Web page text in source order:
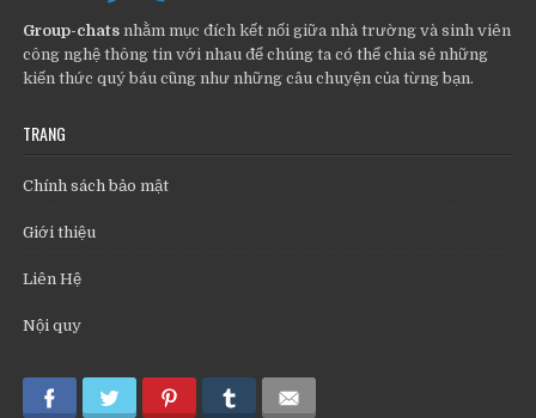
Group-chats nhằm mục đích kết nối giữa nhà trường và sinh viên
công nghệ thông tin với nhau để chúng ta có thể chia sẻ những
kiến thức quý báu cũng như những câu chuyện của từng bạn.
TRANG
Chính sách bảo mật
Giới thiệu
Liên Hệ
Nội quy